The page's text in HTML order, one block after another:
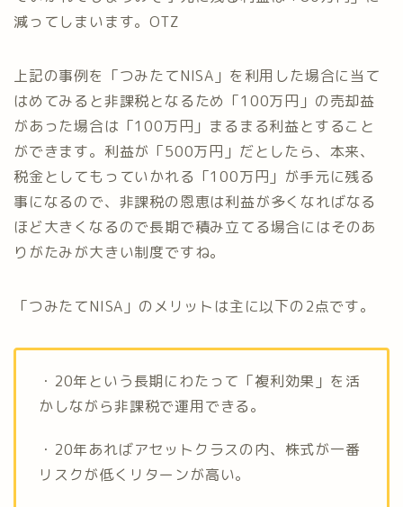
減ってしまいます。OTZ
上記の事例を「つみたてNISA」を利用した場合に当て
はめてみると非課税となるため「100万円」の売却益
があった場合は「100万円」まるまる利益とすること
ができます。利益が「500万円」だとしたら、本来、
税金としてもっていかれる「100万円」が手元に残る
事になるので、非課税の恩恵は利益が多くなればなる
ほど大きくなるので長期で積み立てる場合にはそのあ
りがたみが大きい制度ですね。
「つみたてNISA」のメリットは主に以下の2点です。
・20年という長期にわたって「複利効果」を活
かしながら非課税で運用できる。
・20年あればアセットクラスの内、株式が一番
リスクが低くリターンが高い。